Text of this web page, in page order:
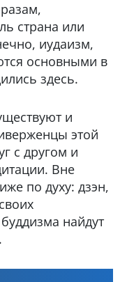
страна или
иудаизм,
основными в
здесь.
и
этой
с другом и
Вне
по духу: дзэн,
найдут
.